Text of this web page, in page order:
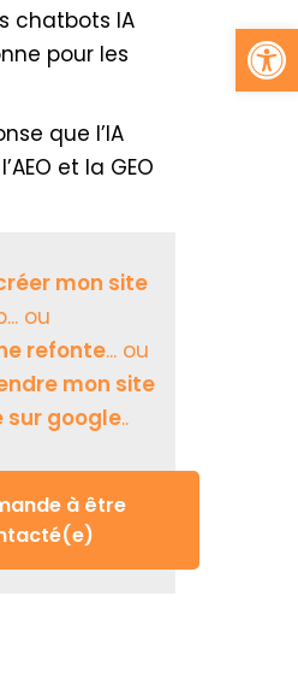
chatbots IA
pour les
que l’IA
et la GEO
mon site
ou
refonte... ou
mon site
sur google..
à être